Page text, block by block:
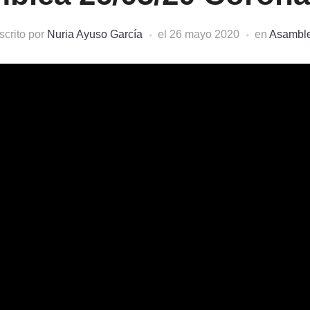
por Nuria Ayuso García el 26 mayo 2020 en